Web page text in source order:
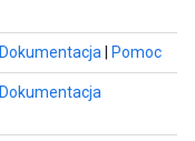
Dokumentacja Pomoc
Dokumentacja